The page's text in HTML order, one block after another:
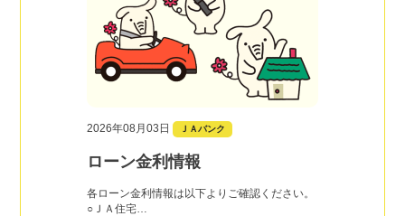
2026年08月03日 ＪＡバンク
ローン金利情報
各ローン金利情報は以下よりご確認ください。
○ＪＡ住宅…